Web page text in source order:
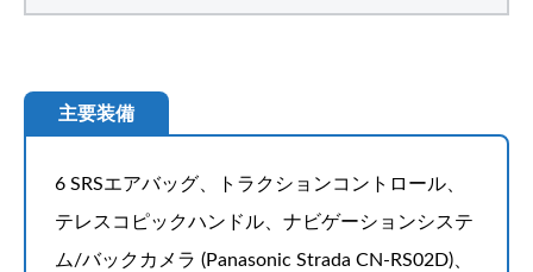
主要装備
6 SRSエアバッグ、トラクションコントロール、
テレスコピックハンドル、ナビゲーションシステ
ム/バックカメラ (Panasonic Strada CN-RS02D)、